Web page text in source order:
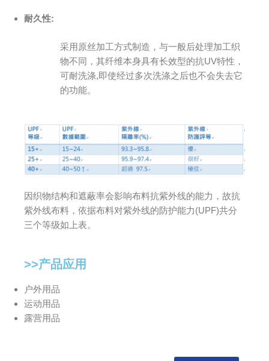
耐久性:
采用原丝加工方式制造，与一般后处理加工织
物不同，其纤维本身具有长效型的抗UV特性，
可耐洗涤,即使经过多次洗涤之后也不会失去它
的功能。
因织物结构和遮蔽率会影响布料抗紫外线的能力，故抗
紫外线布料，依据布料对紫外线的防护能力(UPF)共分
三个等级如上表。
>>产品应用
户外用品
运动用品
露营用品